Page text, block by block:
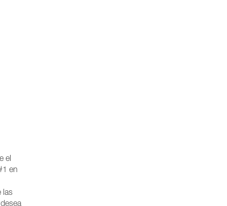
el
en
las